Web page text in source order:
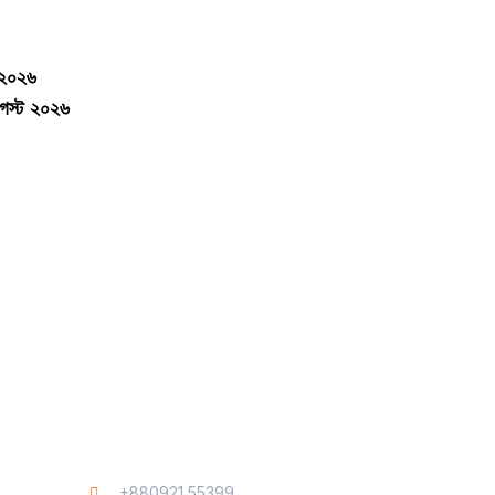
২০২৬